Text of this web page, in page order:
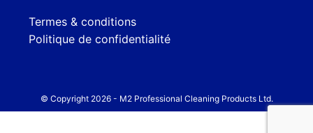
Termes & conditions
Politique de confidentialité
© Copyright 2026- M2 Professional Cleaning Products Ltd.